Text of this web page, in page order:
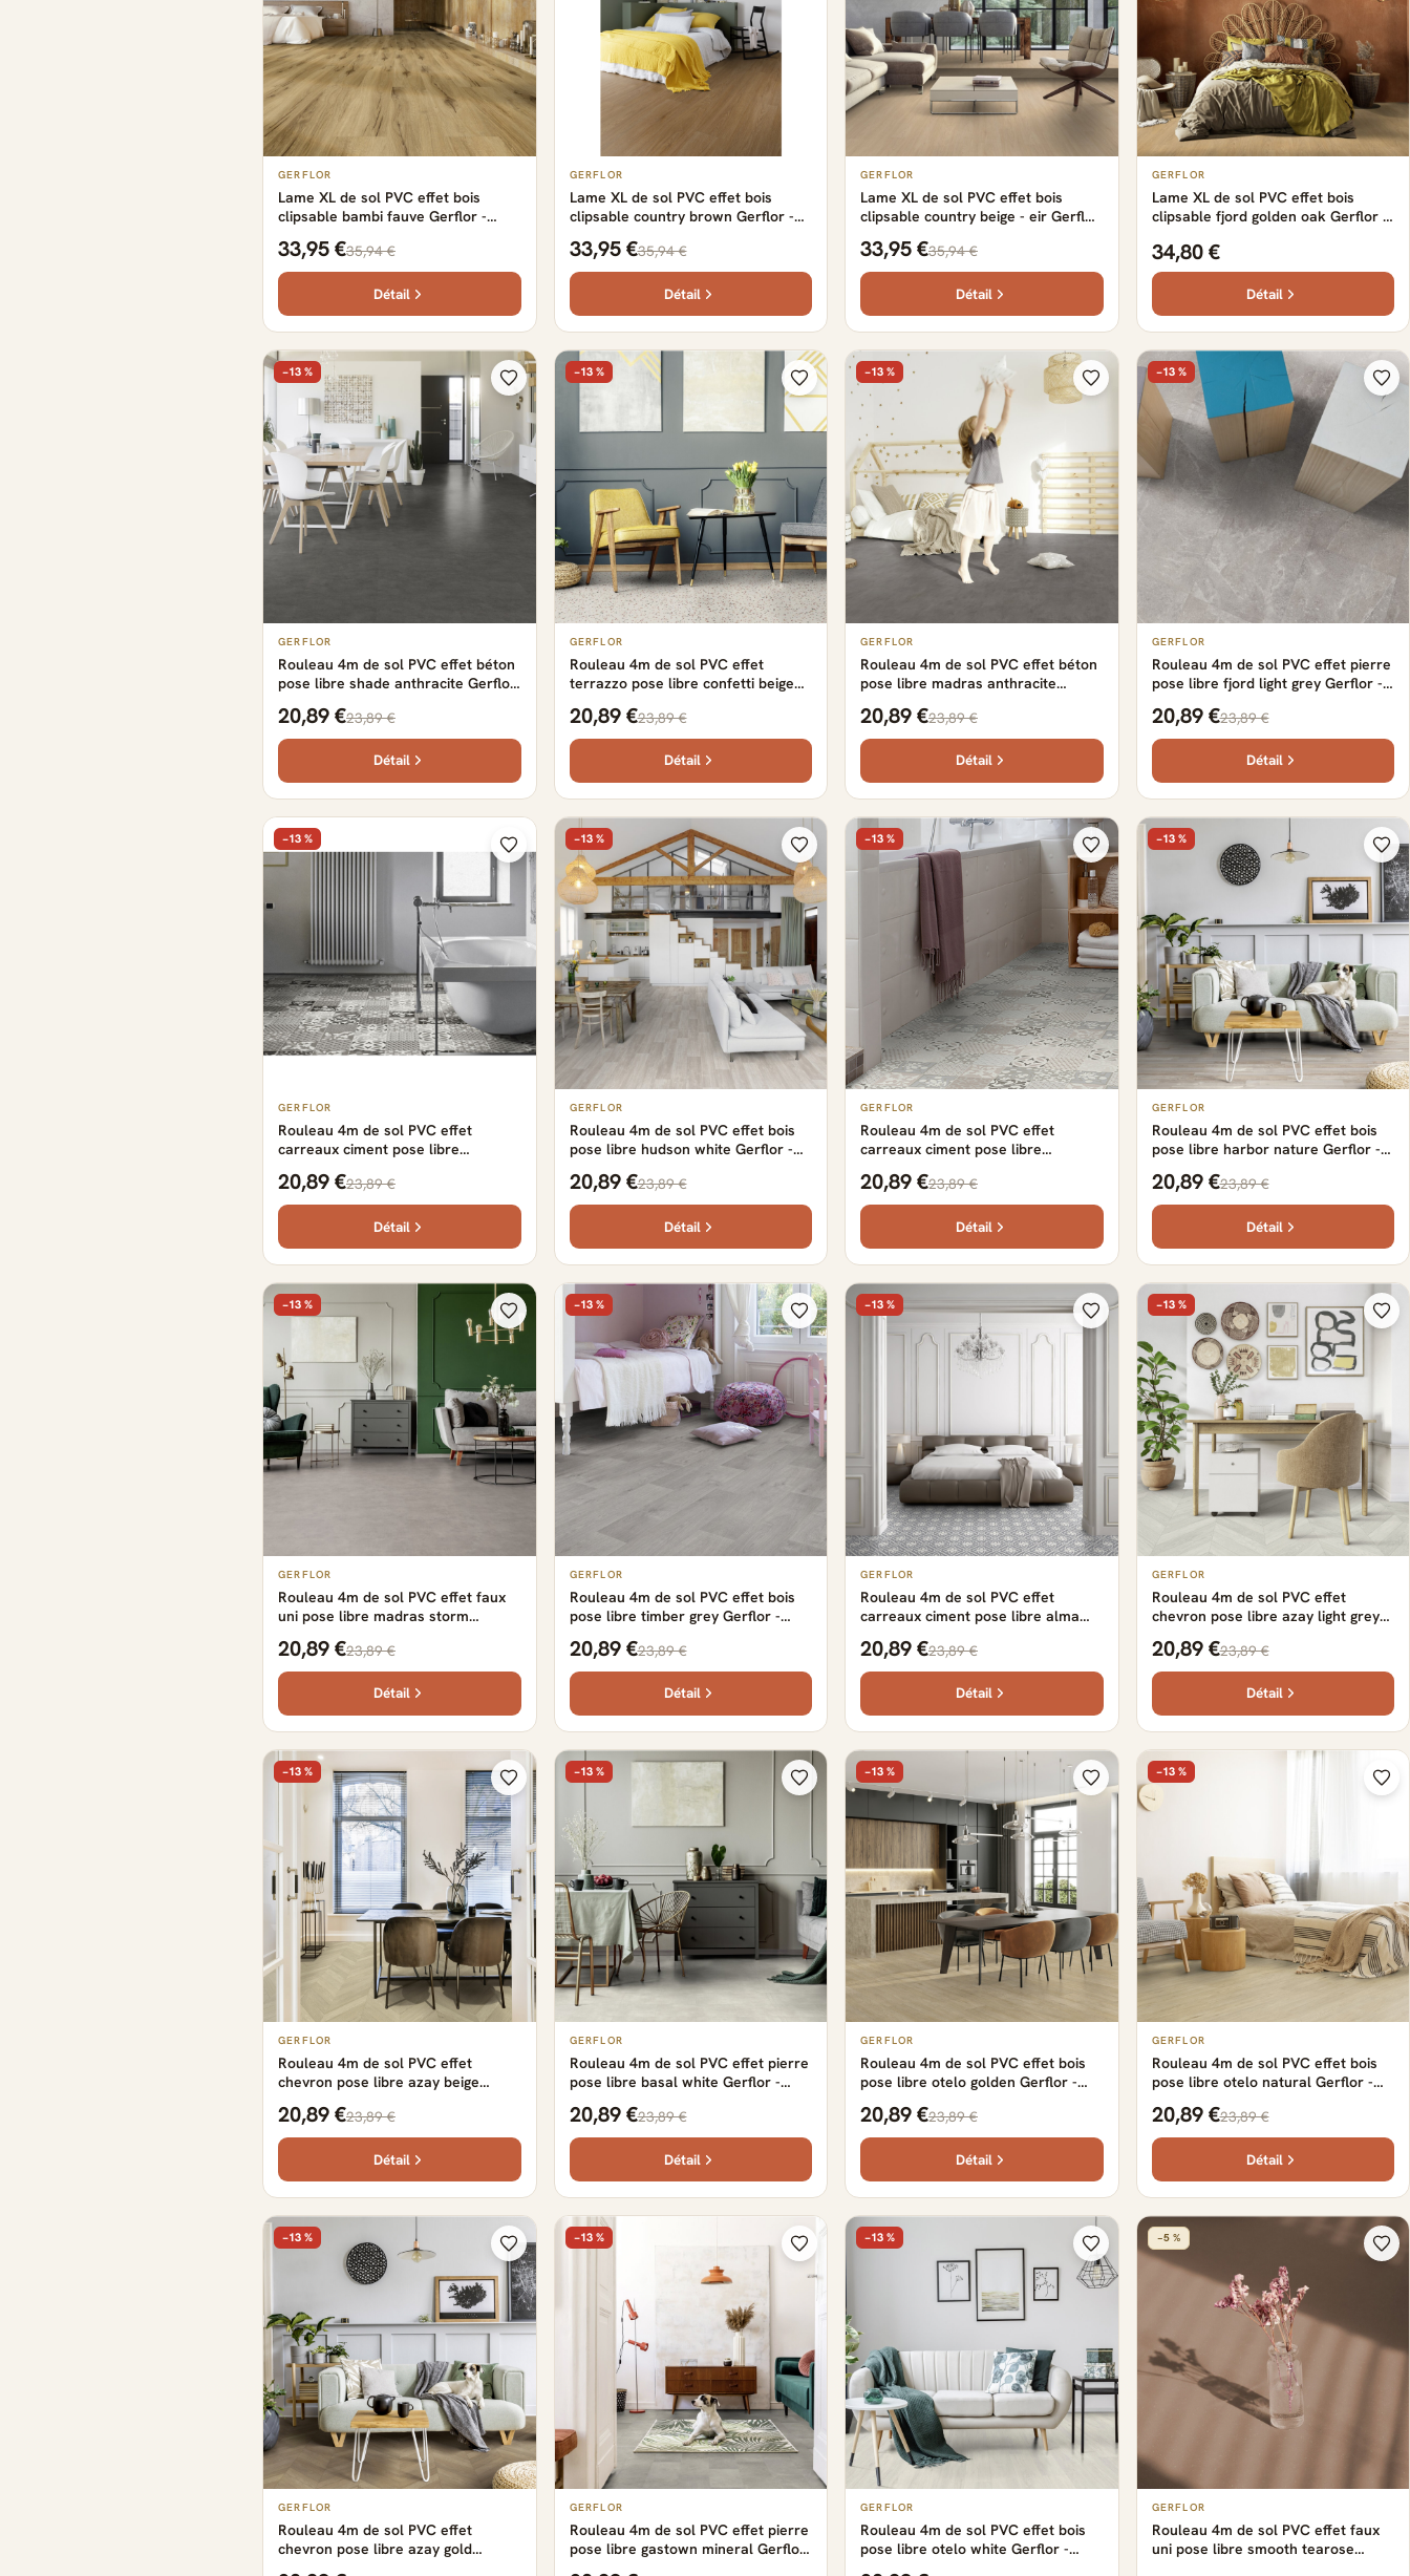
GERFLOR
Lame XL de sol PVC effet bois
clipsable bambi fauve Gerflor -
33,95 €35,94 €
Détail
GERFLOR
Lame XL de sol PVC effet bois
clipsable country brown Gerflor -
33,95 €35,94 €
Détail
GERFLOR
Lame XL de sol PVC effet bois
clipsable country beige - eir Gerflor
33,95 €35,94 €
Détail
GERFLOR
Lame XL de sol PVC effet bois
clipsable fjord golden oak Gerflor -
34,80 €
Détail
−13 %
GERFLOR
Rouleau 4m de sol PVC effet béton
pose libre shade anthracite Gerflor
20,89 €23,89 €
Détail
−13 %
GERFLOR
Rouleau 4m de sol PVC effet
terrazzo pose libre confetti beige
cm
20,89 €23,89 €
Détail
−13 %
GERFLOR
Rouleau 4m de sol PVC effet béton
pose libre madras anthracite
cm
20,89 €23,89 €
Détail
−13 %
GERFLOR
Rouleau 4m de sol PVC effet pierre
pose libre fjord light grey Gerflor -
20,89 €23,89 €
Détail
−13 %
GERFLOR
Rouleau 4m de sol PVC effet
carreaux ciment pose libre
2500 cm x 400 cm x 0.29 cm
20,89 €23,89 €
Détail
−13 %
GERFLOR
Rouleau 4m de sol PVC effet bois
pose libre hudson white Gerflor -
20,89 €23,89 €
Détail
−13 %
GERFLOR
Rouleau 4m de sol PVC effet
carreaux ciment pose libre
x 400 cm x 0.29 cm
20,89 €23,89 €
Détail
−13 %
GERFLOR
Rouleau 4m de sol PVC effet bois
pose libre harbor nature Gerflor -
20,89 €23,89 €
Détail
−13 %
GERFLOR
Rouleau 4m de sol PVC effet faux
uni pose libre madras storm
cm
20,89 €23,89 €
Détail
−13 %
GERFLOR
Rouleau 4m de sol PVC effet bois
pose libre timber grey Gerflor -
20,89 €23,89 €
Détail
−13 %
GERFLOR
Rouleau 4m de sol PVC effet
carreaux ciment pose libre alma
0.29 cm
20,89 €23,89 €
Détail
−13 %
GERFLOR
Rouleau 4m de sol PVC effet
chevron pose libre azay light grey
cm
20,89 €23,89 €
Détail
−13 %
GERFLOR
Rouleau 4m de sol PVC effet
chevron pose libre azay beige
cm
20,89 €23,89 €
Détail
−13 %
GERFLOR
Rouleau 4m de sol PVC effet pierre
pose libre basal white Gerflor -
20,89 €23,89 €
Détail
−13 %
GERFLOR
Rouleau 4m de sol PVC effet bois
pose libre otelo golden Gerflor -
20,89 €23,89 €
Détail
−13 %
GERFLOR
Rouleau 4m de sol PVC effet bois
pose libre otelo natural Gerflor -
20,89 €23,89 €
Détail
−13 %
GERFLOR
Rouleau 4m de sol PVC effet
chevron pose libre azay gold
−13 %
GERFLOR
Rouleau 4m de sol PVC effet pierre
pose libre gastown mineral Gerflor
−13 %
GERFLOR
Rouleau 4m de sol PVC effet bois
pose libre otelo white Gerflor -
−5 %
GERFLOR
Rouleau 4m de sol PVC effet faux
uni pose libre smooth tearose